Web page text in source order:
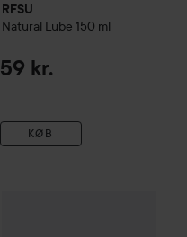
RFSU
Natural Lube 150 ml
59 kr.
KØB